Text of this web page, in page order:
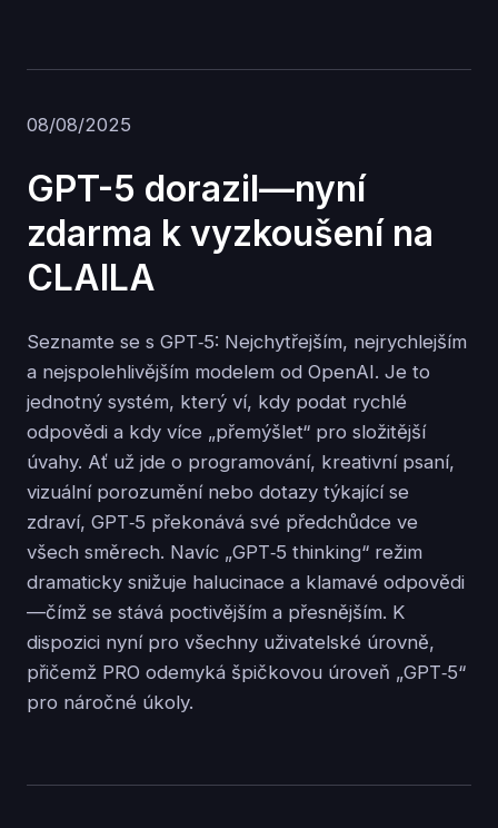
08/08/2025
GPT-5 dorazil—nyní
zdarma k vyzkoušení na
CLAILA
Seznamte se s GPT‑5: Nejchytřejším, nejrychlejším
a nejspolehlivějším modelem od OpenAI. Je to
jednotný systém, který ví, kdy podat rychlé
odpovědi a kdy více „přemýšlet“ pro složitější
úvahy. Ať už jde o programování, kreativní psaní,
vizuální porozumění nebo dotazy týkající se
zdraví, GPT‑5 překonává své předchůdce ve
všech směrech. Navíc „GPT‑5 thinking“ režim
dramaticky snižuje halucinace a klamavé odpovědi
—čímž se stává poctivějším a přesnějším. K
dispozici nyní pro všechny uživatelské úrovně,
přičemž PRO odemyká špičkovou úroveň „GPT‑5“
pro náročné úkoly.